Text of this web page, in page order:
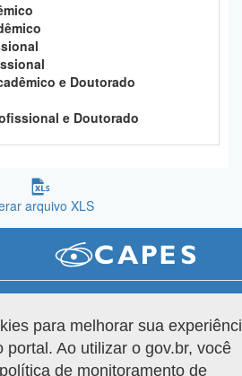
e Doutorado
e Doutorado
arquivo XLS
Copyright 2022 Capes. Todos os direitos reservados.
para melhorar sua
portal. Ao utilizar o gov.br, você
de monitoramento de